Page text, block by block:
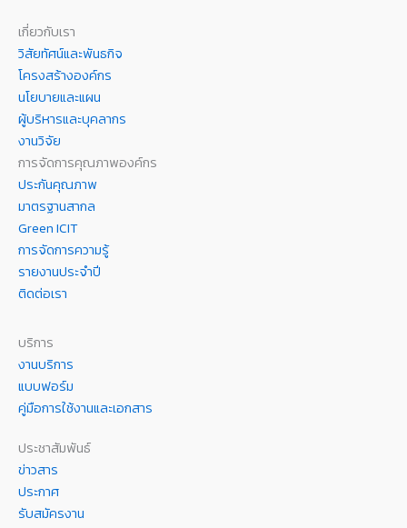
เกี่ยวกับเรา
วิสัยทัศน์และพันธกิจ
โครงสร้างองค์กร
นโยบายและแผน
ผู้บริหารและบุคลากร
งานวิจัย
การจัดการคุณภาพองค์กร
ประกันคุณภาพ
มาตรฐานสากล
Green ICIT
การจัดการความรู้
รายงานประจำปี
ติดต่อเรา
บริการ
งานบริการ
แบบฟอร์ม
คู่มือการใช้งานและเอกสาร
ประชาสัมพันธ์
ข่าวสาร
ประกาศ
รับสมัครงาน